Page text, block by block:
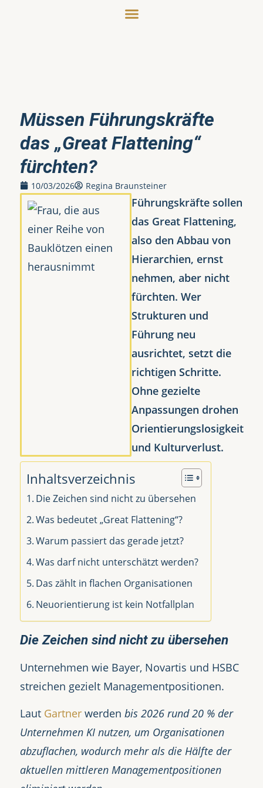
Müssen Führungskräfte
das „Great Flattening“
fürchten?
10/03/2026 Regina Braunsteiner
Führungskräfte sollen
das Great Flattening,
also den Abbau von
Hierarchien, ernst
nehmen, aber nicht
fürchten. Wer
Strukturen und
Führung neu
ausrichtet, setzt die
richtigen Schritte.
Ohne gezielte
Anpassungen drohen
Orientierungslosigkeit
und Kulturverlust.
Inhaltsverzeichnis
Die Zeichen sind nicht zu übersehen
Was bedeutet „Great Flattening“?
Warum passiert das gerade jetzt?
Was darf nicht unterschätzt werden?
Das zählt in flachen Organisationen
Neuorientierung ist kein Notfallplan
Die Zeichen sind nicht zu übersehen
Unternehmen wie Bayer, Novartis und HSBC
streichen gezielt Managementpositionen.
Laut Gartnerwerden bis 2026 rund 20 % der
Unternehmen KI nutzen, um Organisationen
abzuflachen, wodurch mehr als die Hälfte der
aktuellen mittleren Managementpositionen